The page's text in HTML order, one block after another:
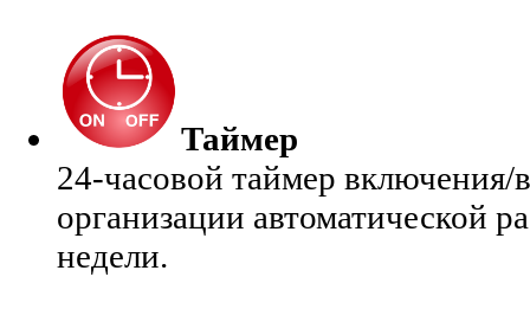
Таймер
24-часовой таймер
организации автоматической
недели.